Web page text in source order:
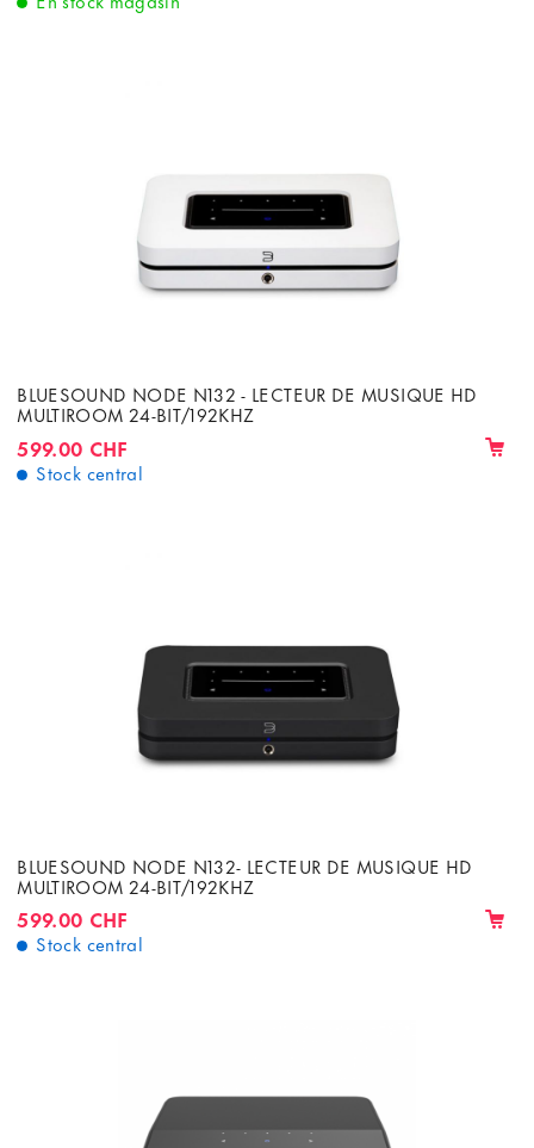
BLUESOUND NODE N132 - LECTEUR DE MUSIQUE HD
MULTIROOM 24-BIT/192KHZ
599.00 CHF
Stock central
BLUESOUND NODE N132- LECTEUR DE MUSIQUE HD
MULTIROOM 24-BIT/192KHZ
599.00 CHF
Stock central